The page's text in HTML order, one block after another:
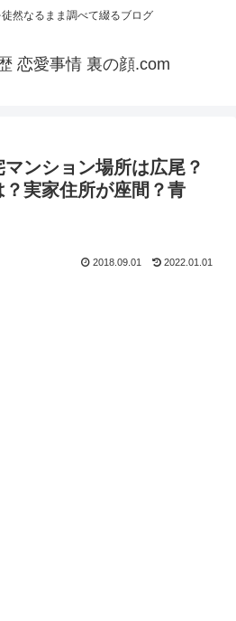
然なるまま調べて綴るブログ
恋愛事情 裏の顔.com
ンション場所は広尾？
実家住所が座間？青
2018.09.01 2022.01.01